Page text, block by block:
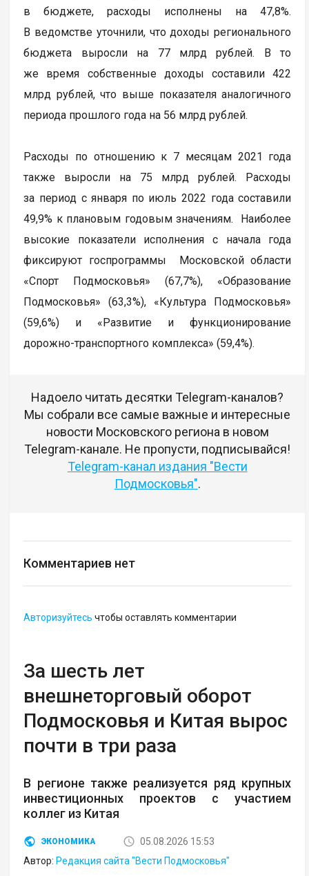
в бюджете, расходы исполнены на 47,8%.
В ведомстве уточнили, что доходы регионального
бюджета выросли на 77 млрд рублей. В то
же время собственные доходы составили 422
млрд рублей, что выше показателя аналогичного
периода прошлого года на 56 млрд рублей.
Расходы по отношению к 7 месяцам 2021 года
также выросли на 75 млрд рублей. Расходы
за период с января по июль 2022 года составили
49,9% к плановым годовым значениям. Наиболее
высокие показатели исполнения с начала года
фиксируют госпрограммы Московской области
«Спорт Подмосковья» (67,7%), «Образование
Подмосковья» (63,3%), «Культура Подмосковья»
(59,6%) и «Развитие и функционирование
дорожно-транспортного комплекса» (59,4%).
Надоело читать десятки Telegram-каналов?
Мы собрали все самые важные и интересные
новости Московского региона в новом
Telegram-канале. Не пропусти, подписывайся!
Telegram-канал издания "Вести
Подмосковья".
Комментариев нет
Авторизуйтесь чтобы оставлять комментарии
За шесть лет
внешнеторговый оборот
Подмосковья и Китая вырос
почти в три раза
В регионе также реализуется ряд крупных
инвестиционных проектов с участием
коллег из Китая
ЭКОНОМИКА
05.08.2026 15:53
Автор: Редакция сайта "Вести Подмосковья"